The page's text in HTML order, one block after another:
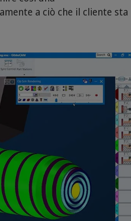
a ciò che il cliente sta